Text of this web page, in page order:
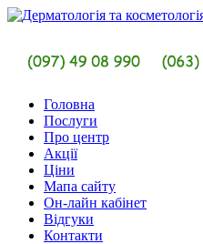
Головна
Послуги
Про центр
Акції
Ціни
Мапа сайту
Он-лайн кабінет
Відгуки
Контакти